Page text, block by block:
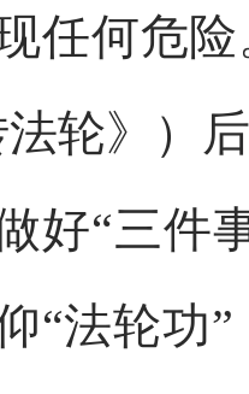
任何危
轮》）
好“三件
“法轮功